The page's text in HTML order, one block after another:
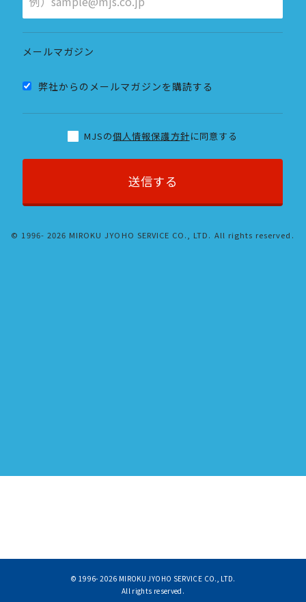
© 1996-2026 MIROKU JYOHO SERVICE CO., LTD.
All rights reserved.